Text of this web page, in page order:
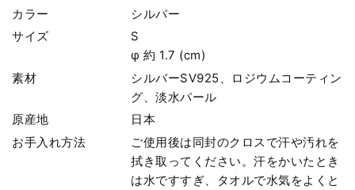
カラー
シルバー
サイズ
S
φ 約 1.7 (cm)
素材
シルバーSV925、ロジウムコーティン
グ、淡水パール
原産地
日本
お手入れ方法
ご使用後は同封のクロスで汗や汚れを
拭き取ってください。汗をかいたとき
は水ですすぎ、タオルで水気をよくと